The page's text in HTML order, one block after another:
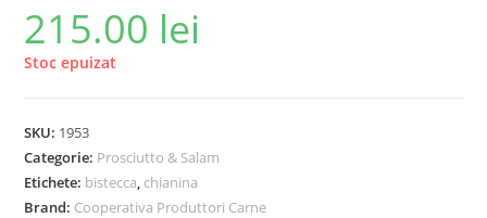
215.00 lei
Stoc epuizat
SKU: 1953
Categorie: Prosciutto & Salam
Etichete: bistecca, chianina
Brand: Cooperativa Produttori Carne